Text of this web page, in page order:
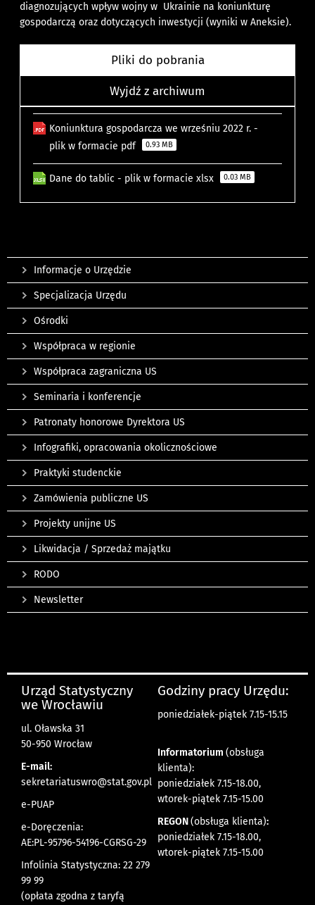
diagnozujących wpływ wojny w Ukrainie na koniunkturę
gospodarczą oraz dotyczących inwestycji (wyniki w Aneksie).
Pliki do pobrania
Wyjdź z archiwum
Koniunktura gospodarcza we wrześniu 2022 r. -
plik w formacie pdf
0.93 MB
Dane do tablic - plik w formacie xlsx 0.03 MB
Informacje o Urzędzie
Specjalizacja Urzędu
Ośrodki
Współpraca w regionie
Współpraca zagraniczna US
Seminaria i konferencje
Patronaty honorowe Dyrektora US
Infografiki, opracowania okolicznościowe
Praktyki studenckie
Zamówienia publiczne US
Projekty unijne US
Likwidacja / Sprzedaż majątku
RODO
Newsletter
Urząd Statystyczny
we Wrocławiu
ul. Oławska 31
50-950 Wrocław
E-mail:
sekretariatuswro@stat.gov.pl
e-PUAP
e-Doręczenia:
AE:PL-95796-54196-CGRSG-29
Infolinia Statystyczna: 22 279
99 99
(opłata zgodna z taryfą
Godziny pracy Urzędu:
poniedziałek-piątek 7.15-15.15
Informatorium (obsługa
klienta):
poniedziałek 7.15-18.00,
wtorek-piątek 7.15-15.00
REGON(obsługa klienta):
poniedziałek 7.15-18.00,
wtorek-piątek 7.15-15.00